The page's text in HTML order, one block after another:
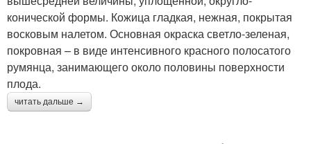
конической формы. Кожица гладкая, нежная, покрытая
восковым налетом. Основная окраска светло-зеленая,
покровная – в виде интенсивного красного полосатого
румянца, занимающего около половины поверхности
плода.
читать дальше →